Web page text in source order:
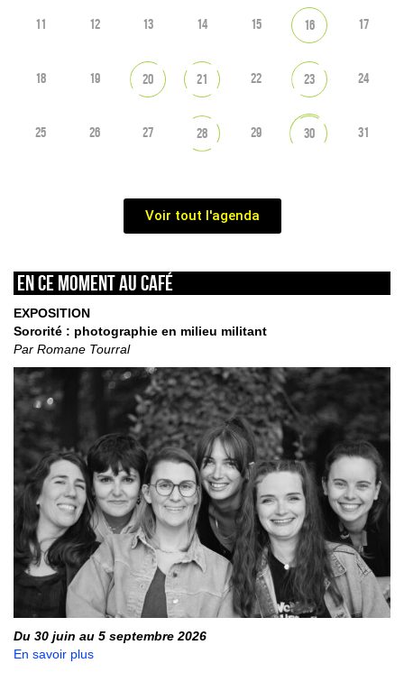
11 12 13 14 15 16 17
18 19 20 21 22 23 24
25 26 27 28 29 30 31
Voir tout l'agenda
En ce moment au café
EXPOSITION
Sororité : photographie en milieu militant
Par Romane Tourral
Du 30 juin au 5 septembre 2026
En savoir plus